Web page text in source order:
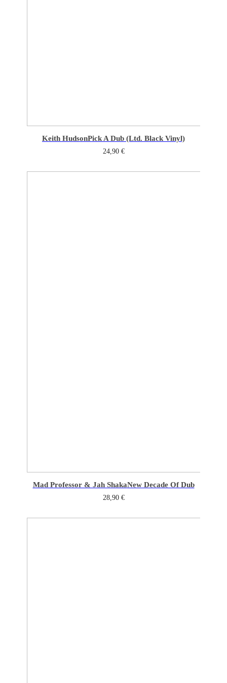
Keith HudsonPick A Dub (Ltd. Black Vinyl)
24,90 €
Mad Professor & Jah ShakaNew Decade Of Dub
28,90 €